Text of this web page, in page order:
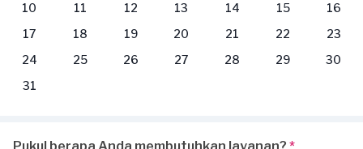
10
11 12 13 14 15
16
17
18 19 20 21 22
23
24
25 26 27 28 29
30
31